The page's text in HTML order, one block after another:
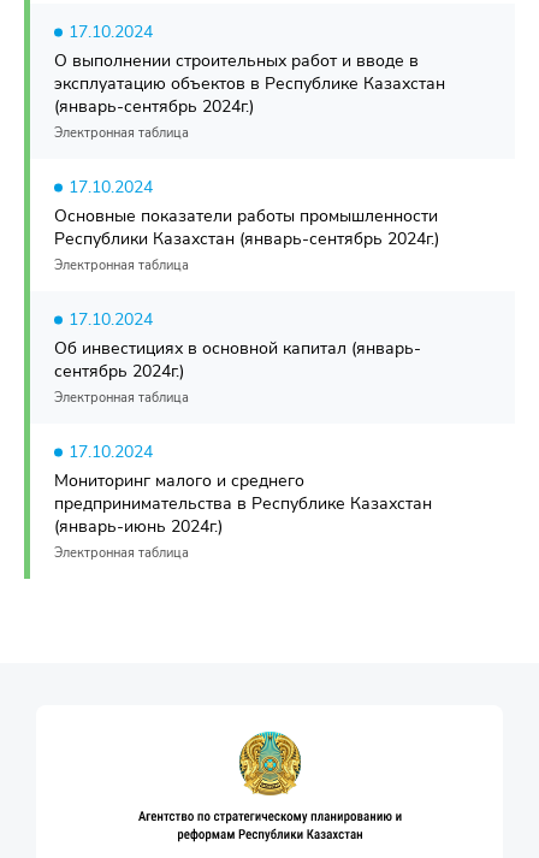
17.10.2024
О выполнении строительных работ и вводе в
эксплуатацию объектов в Республике Казахстан
(январь-сентябрь 2024г.)
Электронная таблица
17.10.2024
Основные показатели работы промышленности
Республики Казахстан (январь-сентябрь 2024г.)
Электронная таблица
17.10.2024
Об инвестициях в основной капитал (январь-
сентябрь 2024г.)
Электронная таблица
17.10.2024
Мониторинг малого и среднего
предпринимательства в Республике Казахстан
(январь-июнь 2024г.)
Электронная таблица